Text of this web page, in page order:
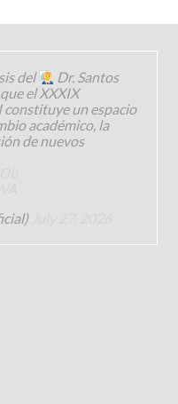
del
Dr. Santos
el XXXIX
constituye un espacio
académico, la
de nuevos